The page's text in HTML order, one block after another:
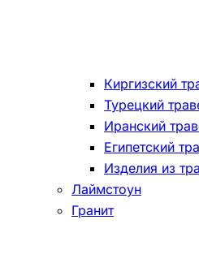
Киргизский
Турецкий
Иранский
Египетский
Изделия из
Лаймстоун
Гранит